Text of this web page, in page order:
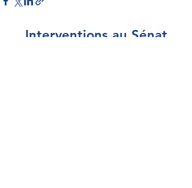
Interventions au Sénat